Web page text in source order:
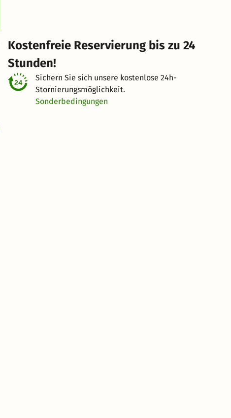
Kostenfreie Reservierung bis zu 24
Stunden!
Sichern Sie sich unsere kostenlose 24h-
Stornierungsmöglichkeit.
Sonderbedingungen